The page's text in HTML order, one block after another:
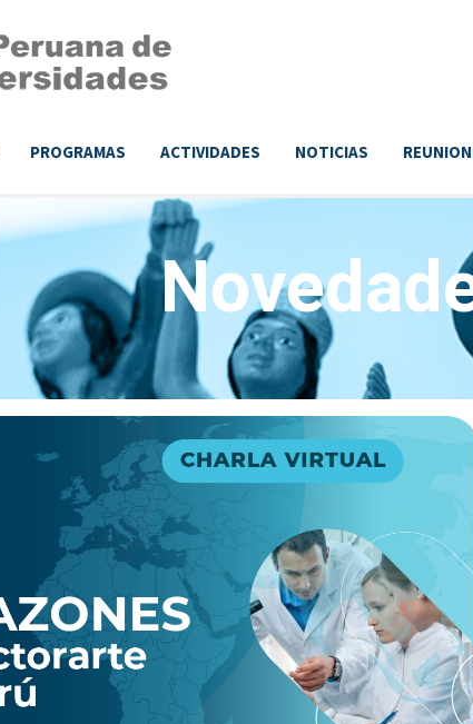
PROGRAMAS ACTIVIDADES NOTICIAS